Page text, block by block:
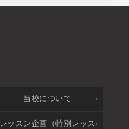
当校について
レッスン企画（特別レッス